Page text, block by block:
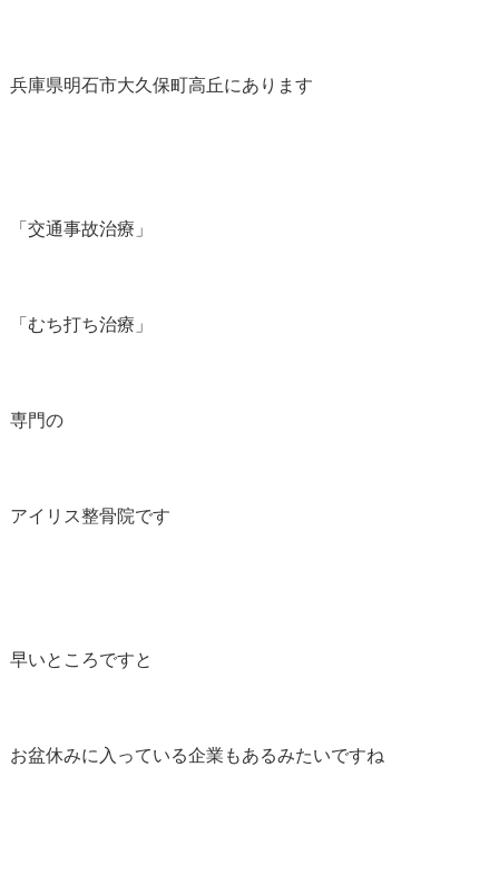
兵庫県明石市大久保町高丘にあります
「交通事故治療」
「むち打ち治療」
専門の
アイリス整骨院です
早いところですと
お盆休みに入っている企業もあるみたいですね